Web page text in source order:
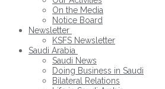
On the Media
Notice Board
Newsletter
KSFS Newsletter
Saudi Arabia
Saudi News
Doing Business in Saudi
Bilateral Relations